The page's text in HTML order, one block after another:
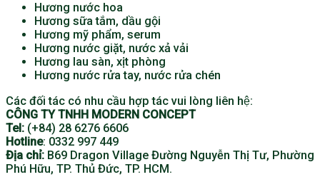
Hương nước hoa
Hương sữa tắm, dầu gội
Hương mỹ phẩm, serum
Hương nước giặt, nước xả vải
Hương lau sàn, xịt phòng
Hương nước rửa tay, nước rửa chén
Các đối tác có nhu cầu hợp tác vui lòng liên hệ:
CÔNG TY TNHH MODERN CONCEPT
Tel: (+84) 28 6276 6606
Hotline: 0332 997 449
Địa chỉ: B69 Dragon Village Đường Nguyễn Thị Tư, Phường
Phú Hữu, TP. Thủ Đức, TP. HCM.